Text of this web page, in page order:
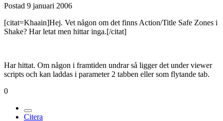
Postad 9 januari 2006
[citat=Khaain]Hej. Vet någon om det finns Action/Title Safe Zones i
Shake? Har letat men hittar inga.[/citat]
Har hittat. Om någon i framtiden undrar så ligger det under viewer
scripts och kan laddas i parameter 2 tabben eller som flytande tab.
0
Citera